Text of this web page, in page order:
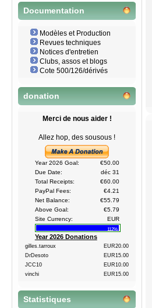
Documentation
Modèles et Production
Revues techniques
Notices d'entretien
Clubs, assos et blogs
Cote 500/126/dérivés
donation
Merci de nous aider !
Allez hop, des sousous !
Year 2026 Goal:
€50.00
Due Date:
déc 31
Total Receipts:
€60.00
PayPal Fees:
€4.21
Net Balance:
€55.79
Above Goal:
€5.79
Site Currency:
EUR
112%
Year 2026 Donations
gilles.tarroux
EUR20.00
DrDesoto
EUR15.00
JCC10
EUR10.00
vinchi
EUR15.00
Statistiques